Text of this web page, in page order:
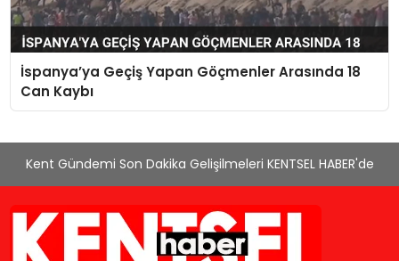
İspanya’ya Geçiş Yapan Göçmenler Arasında 18
Can Kaybı
Kent Gündemi Son Dakika Gelişilmeleri KENTSEL HABER'de